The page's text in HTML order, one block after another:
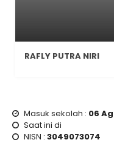
RAFLY PUTRA NIRI
Masuk sekolah : 06
Saat ini di
NISN : 3049073074